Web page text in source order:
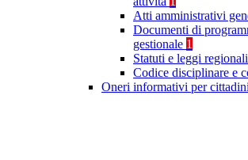
Atti amministrativi
Documenti di
gestionale 1
Statuti e leggi regionali
Codice disciplinare e
Oneri informativi per